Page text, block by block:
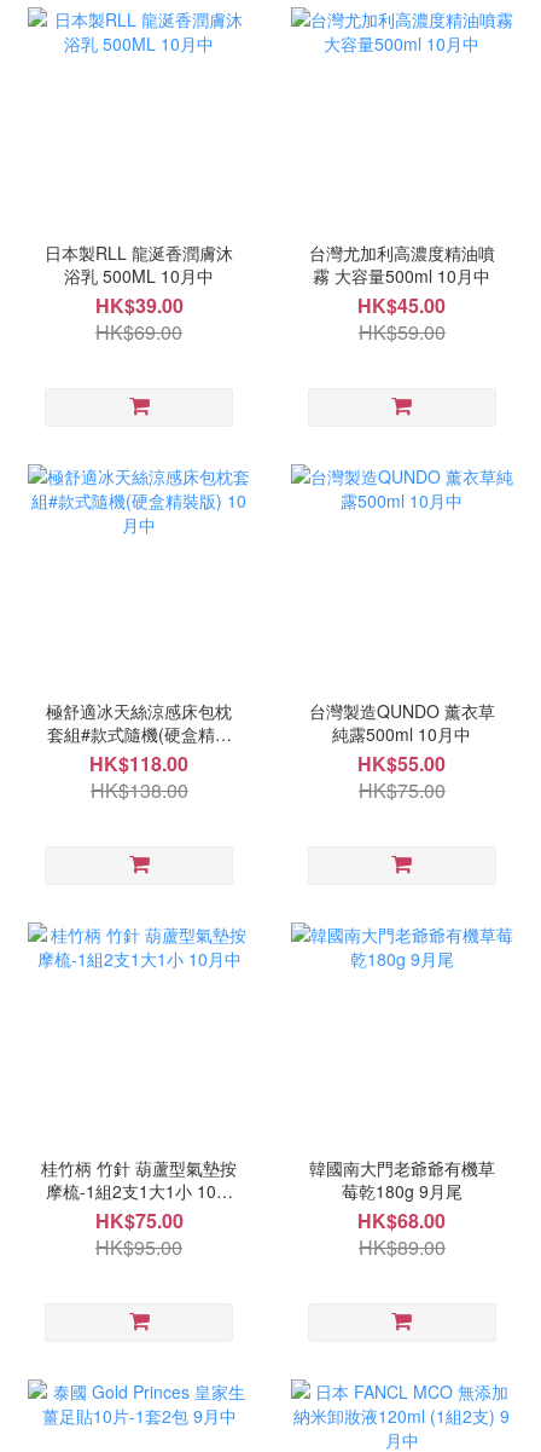
日本製RLL 龍涎香潤膚沐
浴乳 500ML 10月中
HK$39.00
HK$69.00
台灣尤加利高濃度精油噴
霧 大容量500ml 10月中
HK$45.00
HK$59.00
極舒適冰天絲涼感床包枕
套組#款式隨機(硬盒精裝
版) 10月中
HK$118.00
HK$138.00
台灣製造QUNDO 薰衣草
純露500ml 10月中
HK$55.00
HK$75.00
桂竹柄 竹針 葫蘆型氣墊按
摩梳-1組2支1大1小 10月
中
HK$75.00
HK$95.00
韓國南大門老爺爺有機草
莓乾180g 9月尾
HK$68.00
HK$89.00